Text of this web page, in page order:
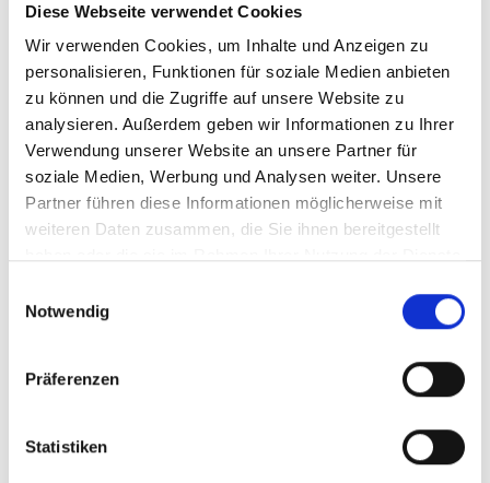
Diese Webseite verwendet Cookies
Wir verwenden Cookies, um Inhalte und Anzeigen zu
personalisieren, Funktionen für soziale Medien anbieten
zu können und die Zugriffe auf unsere Website zu
analysieren. Außerdem geben wir Informationen zu Ihrer
Verwendung unserer Website an unsere Partner für
soziale Medien, Werbung und Analysen weiter. Unsere
Partner führen diese Informationen möglicherweise mit
weiteren Daten zusammen, die Sie ihnen bereitgestellt
Notwendig
Präferenzen
Statistiken
Die EU-Taxonomie und die Sustainable Finance
Disclosure Regulation (SFDR) sind zentral für die
Integrität nachhaltiger Investitionsprodukte. Die EU-
Taxonomie dient als einheitliches
Klassifikationssystem. Es legt fest, welche Aktivitäten
als ökologisch nachhaltig gelten. Damit hilft dieses
System, Investitionen in grüne Projekte zu skalieren,
die notwendig sind, um denEuropean Green Dealder
Europäischen Kommission umzusetzen.
Die SFDR hingegen verlangt von
transparent über die Nachhaltigkeit ihrer
Finanzprodukte zu informieren. Sie legt offen, welche
Produkte eine „nachhaltige Investition“ verfolgen
und zwingt die Anbieter zu einer detaillierten